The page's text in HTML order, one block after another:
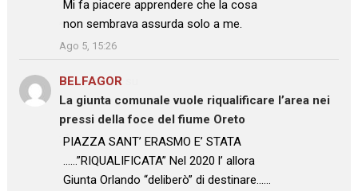
Mi fa piacere apprendere che la cosa
non sembrava assurda solo a me.
”
Ago 5, 15:26
BELFAGOR
La giunta comunale vuole riqualificare l’area nei
pressi della foce del fiume Oreto
: “
PIAZZA SANT’ ERASMO E’ STATA
……”RIQUALIFICATA” Nel 2020 l’ allora
Giunta Orlando “deliberò” di destinare……